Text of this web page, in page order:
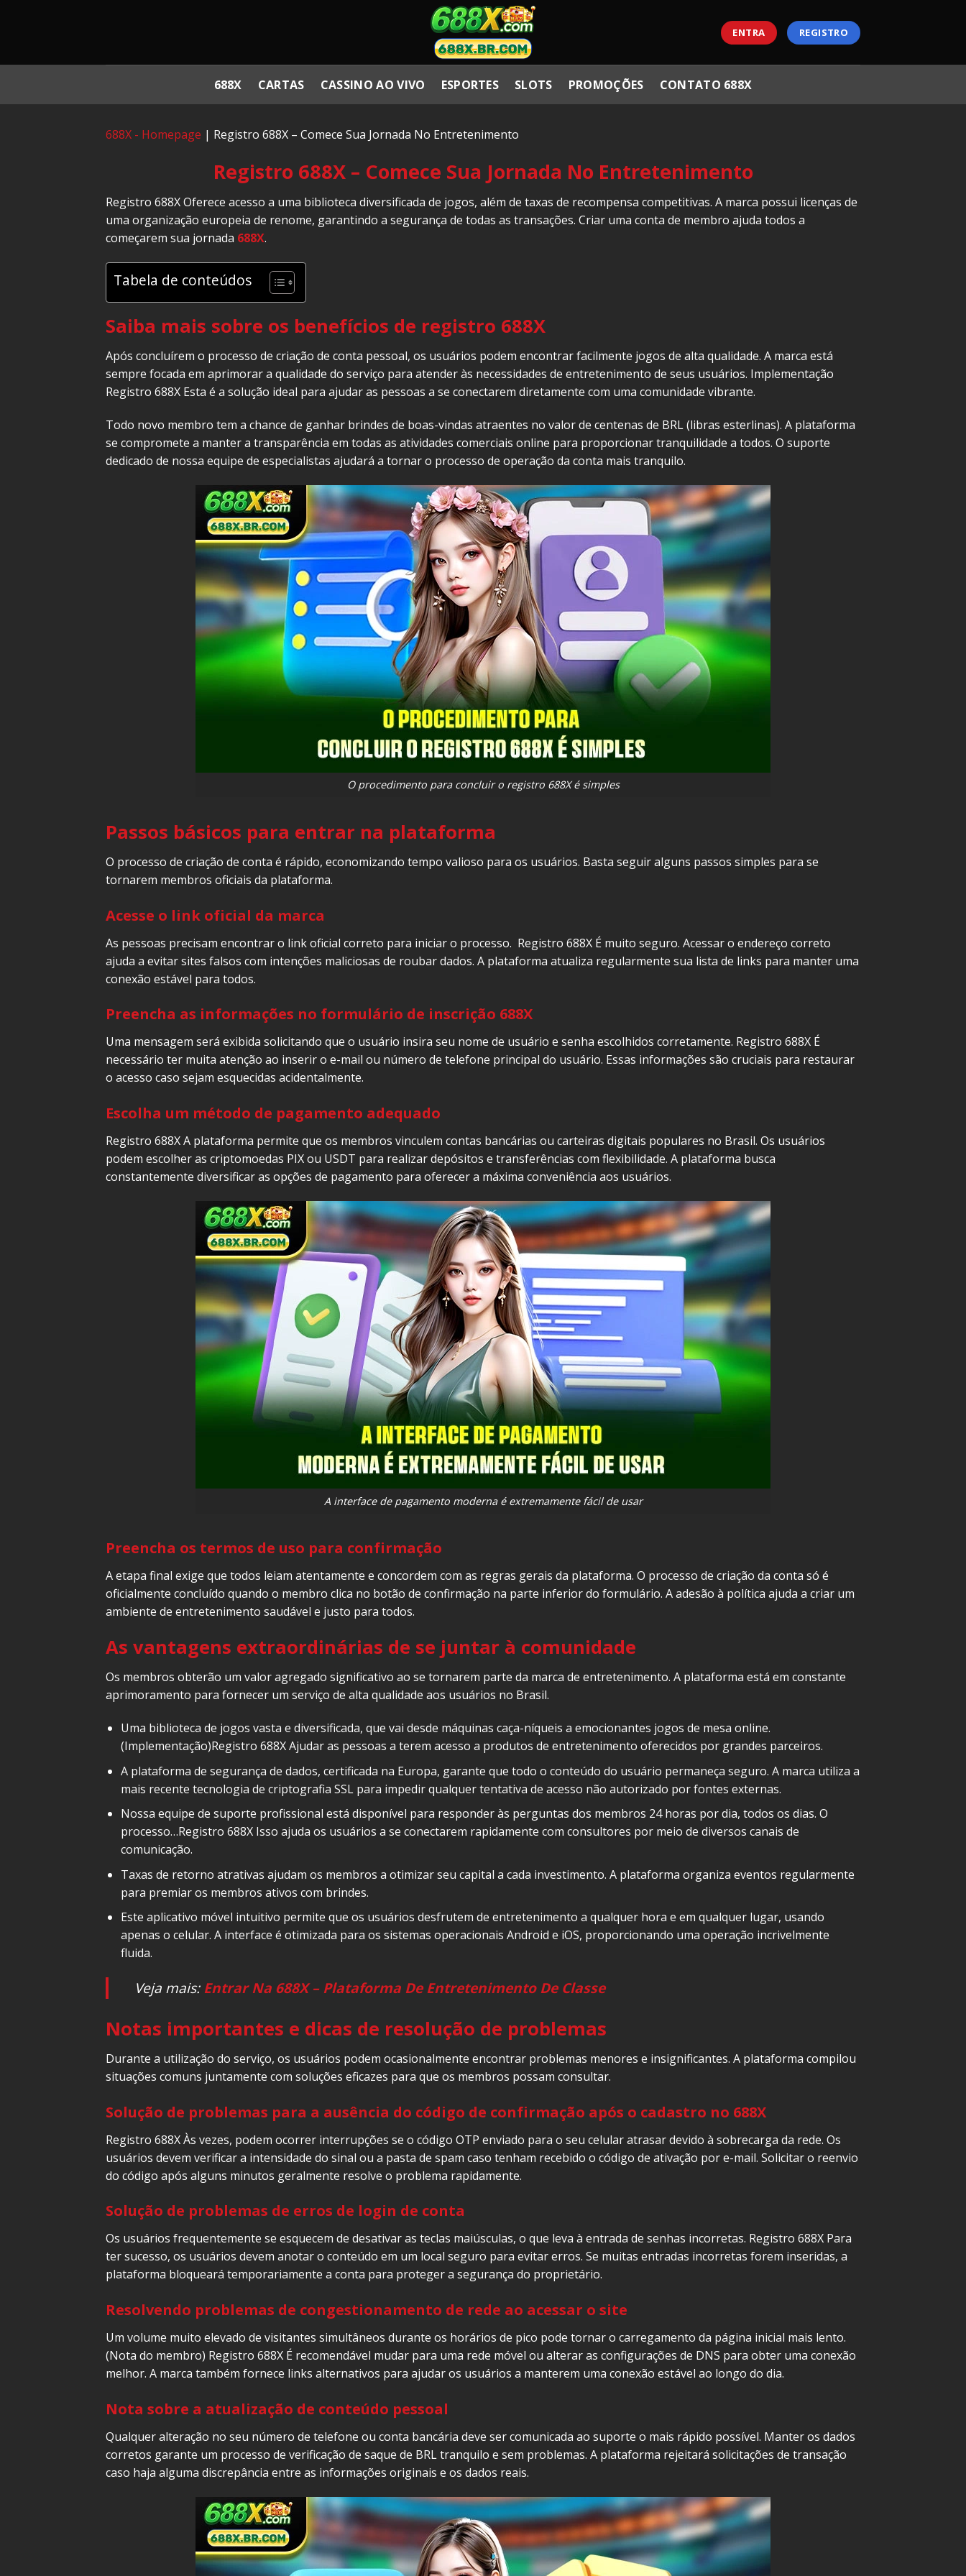
ENTRA REGISTRO
688X CARTAS CASSINO AO VIVO ESPORTES SLOTS PROMOÇÕES CONTATO 688X
688X - Homepage | Registro 688X – Comece Sua Jornada No Entretenimento
Registro 688X – Comece Sua Jornada No Entretenimento
Registro 688X Oferece acesso a uma biblioteca diversificada de jogos, além de taxas de recompensa competitivas. A marca possui licenças de
uma organização europeia de renome, garantindo a segurança de todas as transações. Criar uma conta de membro ajuda todos a
começarem sua jornada 688X.
Tabela de conteúdos
Saiba mais sobre os benefícios de registro 688X
Após concluírem o processo de criação de conta pessoal, os usuários podem encontrar facilmente jogos de alta qualidade. A marca está
sempre focada em aprimorar a qualidade do serviço para atender às necessidades de entretenimento de seus usuários. Implementação
Registro 688X Esta é a solução ideal para ajudar as pessoas a se conectarem diretamente com uma comunidade vibrante.
Todo novo membro tem a chance de ganhar brindes de boas-vindas atraentes no valor de centenas de BRL (libras esterlinas). A plataforma
se compromete a manter a transparência em todas as atividades comerciais online para proporcionar tranquilidade a todos. O suporte
dedicado de nossa equipe de especialistas ajudará a tornar o processo de operação da conta mais tranquilo.
O procedimento para concluir o registro 688X é simples
Passos básicos para entrar na plataforma
O processo de criação de conta é rápido, economizando tempo valioso para os usuários. Basta seguir alguns passos simples para se
tornarem membros oficiais da plataforma.
Acesse o link oficial da marca
As pessoas precisam encontrar o link oficial correto para iniciar o processo. Registro 688X É muito seguro. Acessar o endereço correto
ajuda a evitar sites falsos com intenções maliciosas de roubar dados. A plataforma atualiza regularmente sua lista de links para manter uma
conexão estável para todos.
Preencha as informações no formulário de inscrição 688X
Uma mensagem será exibida solicitando que o usuário insira seu nome de usuário e senha escolhidos corretamente. Registro 688X É
necessário ter muita atenção ao inserir o e-mail ou número de telefone principal do usuário. Essas informações são cruciais para restaurar
o acesso caso sejam esquecidas acidentalmente.
Escolha um método de pagamento adequado
Registro 688X A plataforma permite que os membros vinculem contas bancárias ou carteiras digitais populares no Brasil. Os usuários
podem escolher as criptomoedas PIX ou USDT para realizar depósitos e transferências com flexibilidade. A plataforma busca
constantemente diversificar as opções de pagamento para oferecer a máxima conveniência aos usuários.
A interface de pagamento moderna é extremamente fácil de usar
Preencha os termos de uso para confirmação
A etapa final exige que todos leiam atentamente e concordem com as regras gerais da plataforma. O processo de criação da conta só é
oficialmente concluído quando o membro clica no botão de confirmação na parte inferior do formulário. A adesão à política ajuda a criar um
ambiente de entretenimento saudável e justo para todos.
As vantagens extraordinárias de se juntar à comunidade
Os membros obterão um valor agregado significativo ao se tornarem parte da marca de entretenimento. A plataforma está em constante
aprimoramento para fornecer um serviço de alta qualidade aos usuários no Brasil.
Uma biblioteca de jogos vasta e diversificada, que vai desde máquinas caça-níqueis a emocionantes jogos de mesa online.
(Implementação)Registro 688X Ajudar as pessoas a terem acesso a produtos de entretenimento oferecidos por grandes parceiros.
A plataforma de segurança de dados, certificada na Europa, garante que todo o conteúdo do usuário permaneça seguro. A marca utiliza a
mais recente tecnologia de criptografia SSL para impedir qualquer tentativa de acesso não autorizado por fontes externas.
Nossa equipe de suporte profissional está disponível para responder às perguntas dos membros 24 horas por dia, todos os dias. O
processo…Registro 688X Isso ajuda os usuários a se conectarem rapidamente com consultores por meio de diversos canais de
comunicação.
Taxas de retorno atrativas ajudam os membros a otimizar seu capital a cada investimento. A plataforma organiza eventos regularmente
para premiar os membros ativos com brindes.
Este aplicativo móvel intuitivo permite que os usuários desfrutem de entretenimento a qualquer hora e em qualquer lugar, usando
apenas o celular. A interface é otimizada para os sistemas operacionais Android e iOS, proporcionando uma operação incrivelmente
fluida.
Veja mais:Entrar Na 688X – Plataforma De Entretenimento De Classe
Notas importantes e dicas de resolução de problemas
Durante a utilização do serviço, os usuários podem ocasionalmente encontrar problemas menores e insignificantes. A plataforma compilou
situações comuns juntamente com soluções eficazes para que os membros possam consultar.
Solução de problemas para a ausência do código de confirmação após o cadastro no 688X
Registro 688X Às vezes, podem ocorrer interrupções se o código OTP enviado para o seu celular atrasar devido à sobrecarga da rede. Os
usuários devem verificar a intensidade do sinal ou a pasta de spam caso tenham recebido o código de ativação por e-mail. Solicitar o reenvio
do código após alguns minutos geralmente resolve o problema rapidamente.
Solução de problemas de erros de login de conta
Os usuários frequentemente se esquecem de desativar as teclas maiúsculas, o que leva à entrada de senhas incorretas. Registro 688X Para
ter sucesso, os usuários devem anotar o conteúdo em um local seguro para evitar erros. Se muitas entradas incorretas forem inseridas, a
plataforma bloqueará temporariamente a conta para proteger a segurança do proprietário.
Resolvendo problemas de congestionamento de rede ao acessar o site
Um volume muito elevado de visitantes simultâneos durante os horários de pico pode tornar o carregamento da página inicial mais lento.
(Nota do membro) Registro 688X É recomendável mudar para uma rede móvel ou alterar as configurações de DNS para obter uma conexão
melhor. A marca também fornece links alternativos para ajudar os usuários a manterem uma conexão estável ao longo do dia.
Nota sobre a atualização de conteúdo pessoal
Qualquer alteração no seu número de telefone ou conta bancária deve ser comunicada ao suporte o mais rápido possível. Manter os dados
corretos garante um processo de verificação de saque de BRL tranquilo e sem problemas. A plataforma rejeitará solicitações de transação
caso haja alguma discrepância entre as informações originais e os dados reais.